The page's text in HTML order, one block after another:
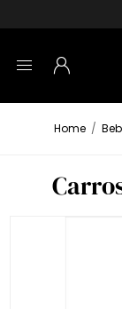
Home /